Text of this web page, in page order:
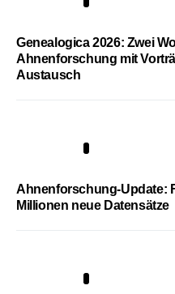
Genealogica 2026: Zwei
Ahnenforschung mit
Austausch
Ahnenforschung-Update:
Millionen neue Datensätze